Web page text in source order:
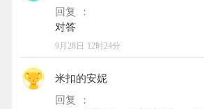
回复 ：
9月28日 12时24分
米扣的安妮
回复 ：